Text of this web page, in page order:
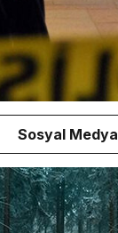
Sosyal Medya